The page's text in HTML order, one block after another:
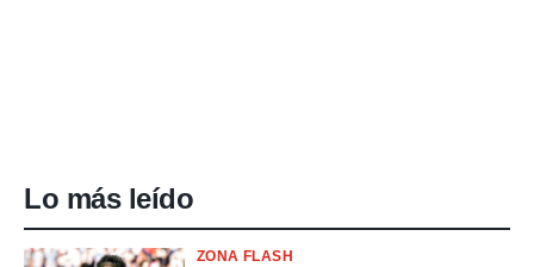
Lo más leído
ZONA FLASH